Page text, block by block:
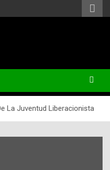
La Juventud Liberacionista